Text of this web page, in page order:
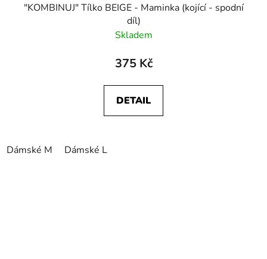
"KOMBINUJ" Tílko BEIGE - Maminka (kojící - spodní
díl)
Skladem
375 Kč
DETAIL
Dámské M Dámské L